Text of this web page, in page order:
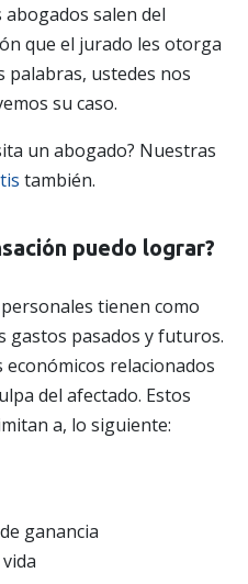
salen del
que el jurado les otorga
palabras, ustedes nos
su caso.
un abogado? Nuestras
también.
puedo lograr?
tienen como
pasados y futuros.
relacionados
del afectado. Estos
a, lo siguiente:
ganancia